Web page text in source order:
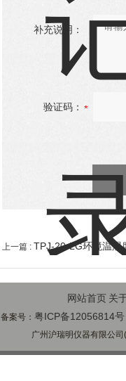
补充说明：
验证码：
上一篇 : TPJ-20-LG环境温湿
网站首页 关
备案号： 粤ICP备12056814号
广州沪瑞明仪器有限公